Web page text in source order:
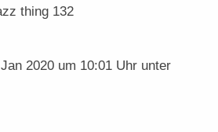
thing 132
2020 um 10:01 Uhr unter